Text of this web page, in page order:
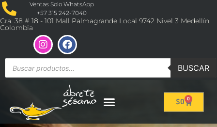
Ventas Solo WhatsApp
+57 315 242-7040
Cra. 38 # 18 - 101 Mall Palmagrande Local 9742 Nivel 3 Medellín,
Colombia
BUSCAR
$0 0